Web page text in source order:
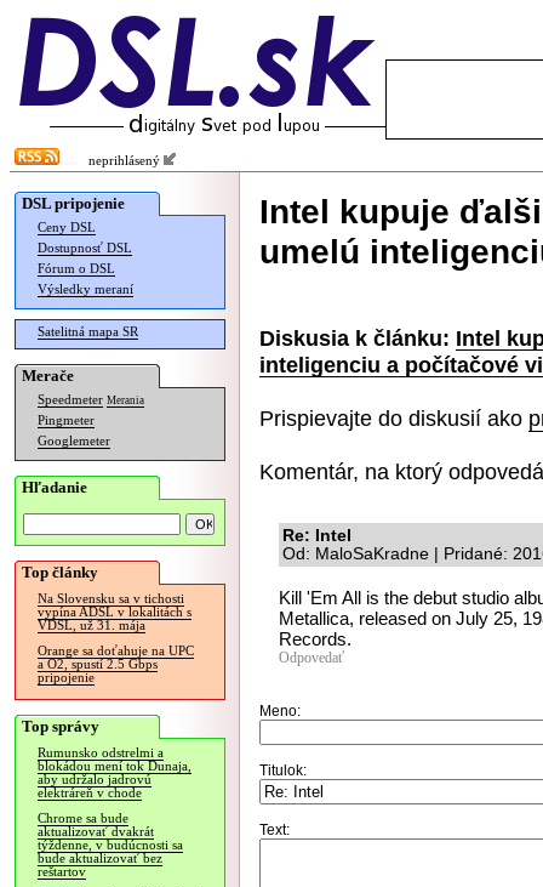
neprihlásený
DSL pripojenie
Ceny DSL
Dostupnosť DSL
Fórum o DSL
Výsledky meraní
Satelitná mapa SR
Merače
Speedmeter Merania
Pingmeter
Googlemeter
Hľadanie
Top články
Na Slovensku sa v tichosti
vypína ADSL v lokalitách s
VDSL, už 31. mája
Orange sa doťahuje na UPC
a O2, spustí 2.5 Gbps
pripojenie
Top správy
Rumunsko odstrelmi a
blokádou mení tok Dunaja,
aby udržalo jadrovú
elektráreň v chode
Chrome sa bude
aktualizovať dvakrát
týždenne, v budúcnosti sa
bude aktualizovať bez
reštartov
Intel kupuje
umelú
Diskusia k článku: Intel
inteligenciu a počítačové
Prispievajte do diskusií ako
Komentár, na ktorý
Re: Intel
Od: MaloSaKradne | Pridané:
Kill 'Em All is the debut studio
Metallica, released on July 25,
Records.
Odpovedať
Meno:
Titulok:
Text: